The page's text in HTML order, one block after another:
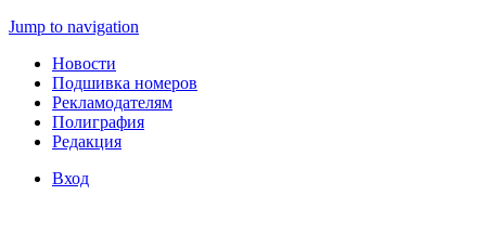
Jump to navigation
Новости
Подшивка номеров
Рекламодателям
Полиграфия
Редакция
Вход